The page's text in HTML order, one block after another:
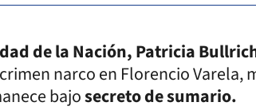
de la Nación, Patricia
narco en Florencio Varela,
bajosecreto de sumario.